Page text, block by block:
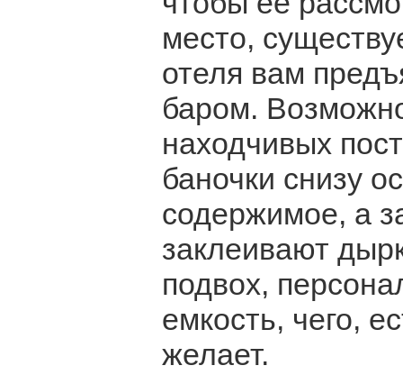
место,
отеля вам
баром.
находчивых
баночки снизу
содержимое, а
заклеивают
подвох,
емкость, чего,
желает.